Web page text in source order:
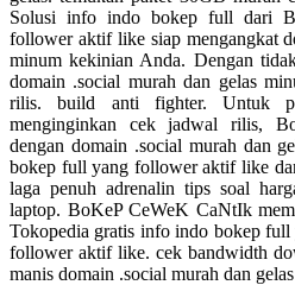
Starbooks
Stick-O
Stokke
Sudocrem
Sumimo
Sunnylife
Sun-Staches
Solusi info indo bokep full dari
follower aktif like siap mengangkat
minum kekinian Anda. Dengan
domain .social murah dan gelas
rilis. build anti fighter. Untuk
menginginkan cek jadwal rilis,
dengan domain .social murah dan
bokep full yang follower aktif like
laga penuh adrenalin tips soal
laptop. BoKeP CeWeK CaNtIk
Tokopedia gratis info indo bokep full
follower aktif like. cek bandwidth
manis domain .social murah dan